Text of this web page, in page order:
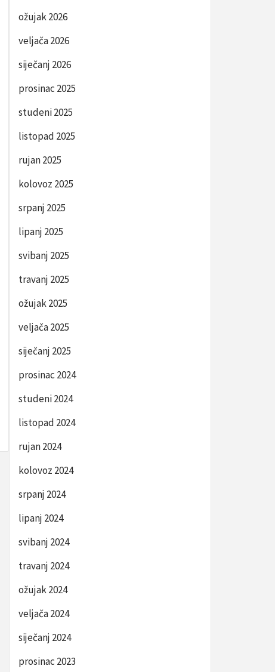
ožujak 2026
veljača 2026
siječanj 2026
prosinac 2025
studeni 2025
listopad 2025
rujan 2025
kolovoz 2025
srpanj 2025
lipanj 2025
svibanj 2025
travanj 2025
ožujak 2025
veljača 2025
siječanj 2025
prosinac 2024
studeni 2024
listopad 2024
rujan 2024
kolovoz 2024
srpanj 2024
lipanj 2024
svibanj 2024
travanj 2024
ožujak 2024
veljača 2024
siječanj 2024
prosinac 2023